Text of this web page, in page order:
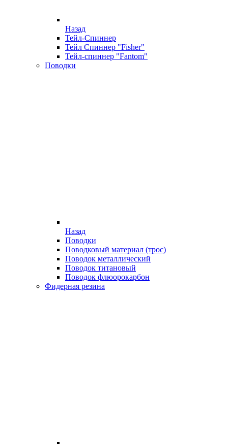
Назад
Тейл-Спиннер
Тейл Спиннер "Fisher"
Тейл-спиннер "Fantom"
Поводки
Назад
Поводки
Поводковый материал (трос)
Поводок металлический
Поводок титановый
Поводок флюорокарбон
Фидерная резина